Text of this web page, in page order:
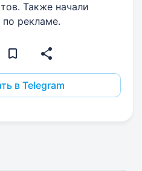
Также начали
рекламе.
в Telegram